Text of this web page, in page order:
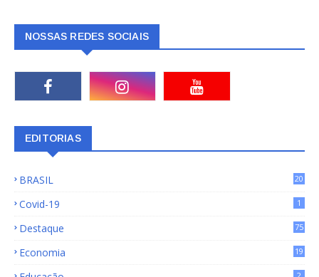
NOSSAS REDES SOCIAIS
EDITORIAS
BRASIL
20
Covid-19 1
Destaque
75
Economia
19